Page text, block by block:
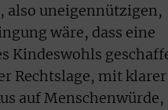
also uneigennützigen,
wäre, dass eine
Kindeswohls
Rechtslage, mit klarer
auf Menschenwürde,